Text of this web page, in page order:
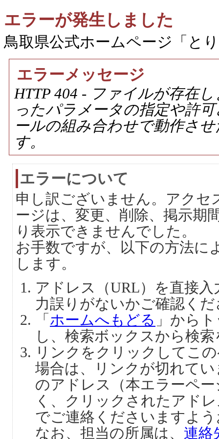
エラーが発生しました
鳥取県公式ホームページ「と
エラーメッセージ
HTTP 404 - ファイルが存在
ったパラメータの指定や許
ールの組み合わせで動作さ
す。
エラーについて
申し訳ございません。アクセ
ージは、変更、削除、掲示期
り表示できませんでした。
お手数ですが、以下の方法に
します。
アドレス（URL）を直接
力誤りがないかご確認く
「 ホームへもどる 」から
し、検索ボックスから検
リンクをクリックしてこ
場合は、リンクが切れて
のアドレス（本エラーペ
く、クリックされたアド
でご連絡くださいますよ
なお、担当の所属は、 連絡